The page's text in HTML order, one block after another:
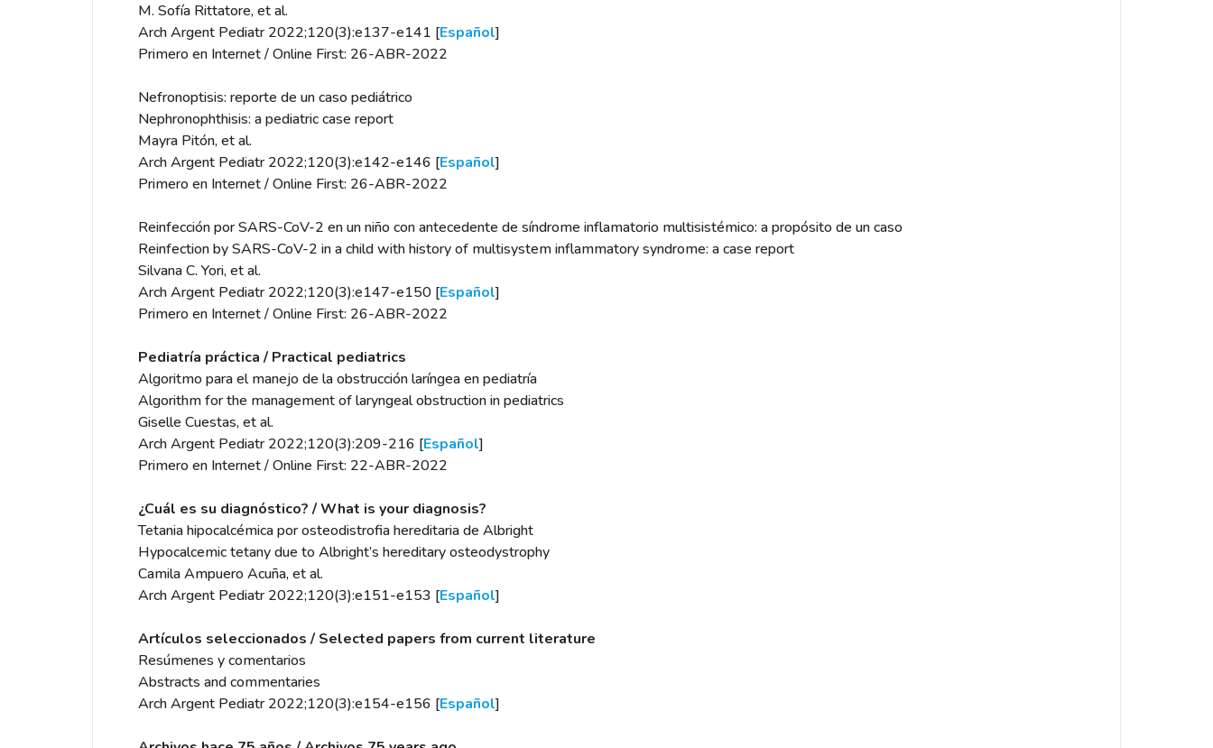
M. Sofía Rittatore, et al.
Arch Argent Pediatr 2022;120(3):e137-e141 [Español]
Primero en Internet / Online First: 26-ABR-2022
Nefronoptisis: reporte de un caso pediátrico
Nephronophthisis: a pediatric case report
Mayra Pitón, et al.
Arch Argent Pediatr 2022;120(3):e142-e146 [Español]
Primero en Internet / Online First: 26-ABR-2022
Reinfección por SARS-CoV-2 en un niño con antecedente de síndrome inflamatorio multisistémico: a propósito de un caso
Reinfection by SARS-CoV-2 in a child with history of multisystem inflammatory syndrome: a case report
Silvana C. Yori, et al.
Arch Argent Pediatr 2022;120(3):e147-e150 [Español]
Primero en Internet / Online First: 26-ABR-2022
Pediatría práctica / Practical pediatrics
Algoritmo para el manejo de la obstrucción laríngea en pediatría
Algorithm for the management of laryngeal obstruction in pediatrics
Giselle Cuestas, et al.
Arch Argent Pediatr 2022;120(3):209-216 [Español]
Primero en Internet / Online First: 22-ABR-2022
¿Cuál es su diagnóstico? / What is your diagnosis?
Tetania hipocalcémica por osteodistrofia hereditaria de Albright
Hypocalcemic tetany due to Albright’s hereditary osteodystrophy
Camila Ampuero Acuña, et al.
Arch Argent Pediatr 2022;120(3):e151-e153 [Español]
Artículos seleccionados / Selected papers from current literature
Resúmenes y comentarios
Abstracts and commentaries
Arch Argent Pediatr 2022;120(3):e154-e156 [Español]